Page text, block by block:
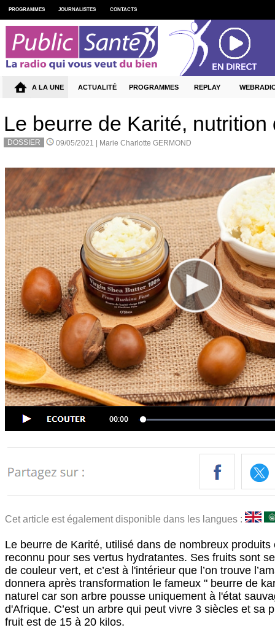
Le beurre de Karité,
DOSSIER 09/05/2021 | Marie Charlotte GERMOND
Cet article est également disponible dans les langues :
Le beurre de Karité, utilisé dans de nombreux produits
reconnu pour ses vertus hydratantes. Ses fruits sont
de couleur vert, et c’est à l'intérieur que l’on trouve
donnera après transformation le fameux " beurre de
naturel car son arbre pousse uniquement à l'état
d'Afrique. C’est un arbre qui peut vivre 3 siècles et sa
fruit est de 15 à 20 kilos.
PROGRAMMES JOURNALISTES CONTACTS
A LA UNE ACTUALITÉ PROGRAMMES REPLAY